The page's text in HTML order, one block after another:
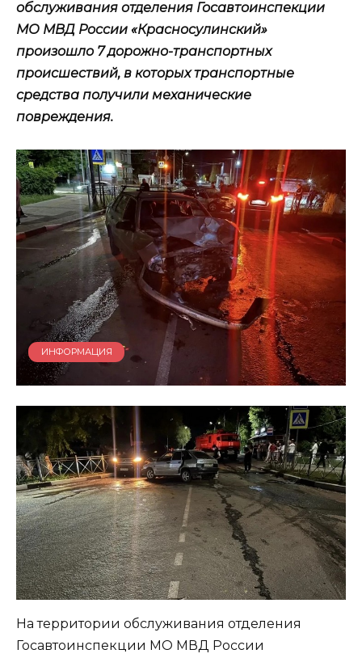
обслуживания отделения Госавтоинспекции
МО МВД России «Красносулинский»
произошло 7 дорожно-транспортных
происшествий, в которых транспортные
средства получили механические
повреждения.
ИНФОРМАЦИЯ
На территории обслуживания отделения
Госавтоинспекции МО МВД России